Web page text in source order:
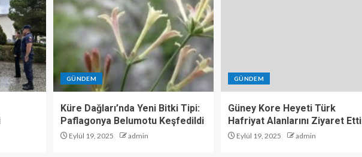
GÜNDEM
Küre Dağları’nda Yeni Bitki Tipi:
Paflagonya Belumotu Keşfedildi
Eylül 19, 2025 admin
GÜNDEM
Güney Kore Heyeti Türk
Hafriyat Alanlarını Ziyaret Etti
Eylül 19, 2025 admin